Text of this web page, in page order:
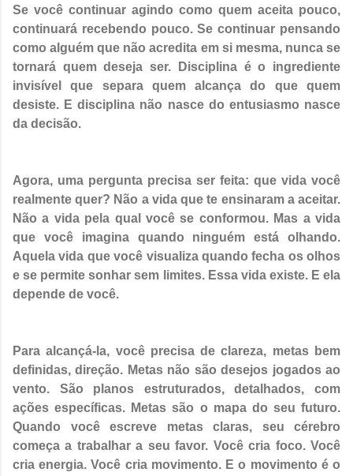
Se você continuar agindo como quem aceita pouco,
continuará recebendo pouco. Se continuar pensando
como alguém que não acredita em si mesma, nunca se
tornará quem deseja ser. Disciplina é o ingrediente
invisível que separa quem alcança do que quem
desiste. E disciplina não nasce do entusiasmo nasce
da decisão.
Agora, uma pergunta precisa ser feita: que vida você
realmente quer? Não a vida que te ensinaram a aceitar.
Não a vida pela qual você se conformou. Mas a vida
que você imagina quando ninguém está olhando.
Aquela vida que você visualiza quando fecha os olhos
e se permite sonhar sem limites. Essa vida existe. E ela
depende de você.
Para alcançá-la, você precisa de clareza, metas bem
definidas, direção. Metas não são desejos jogados ao
vento. São planos estruturados, detalhados, com
ações específicas. Metas são o mapa do seu futuro.
Quando você escreve metas claras, seu cérebro
começa a trabalhar a seu favor. Você cria foco. Você
cria energia. Você cria movimento. E o movimento é o